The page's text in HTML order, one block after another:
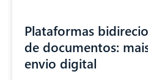
Plataformas
de documentos:
envio digital